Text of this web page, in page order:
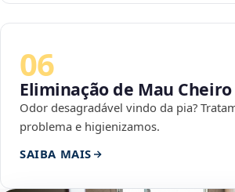
06
Eliminação de Mau Cheiro
Odor desagradável vindo da pia?
problema e higienizamos.
SAIBA MAIS